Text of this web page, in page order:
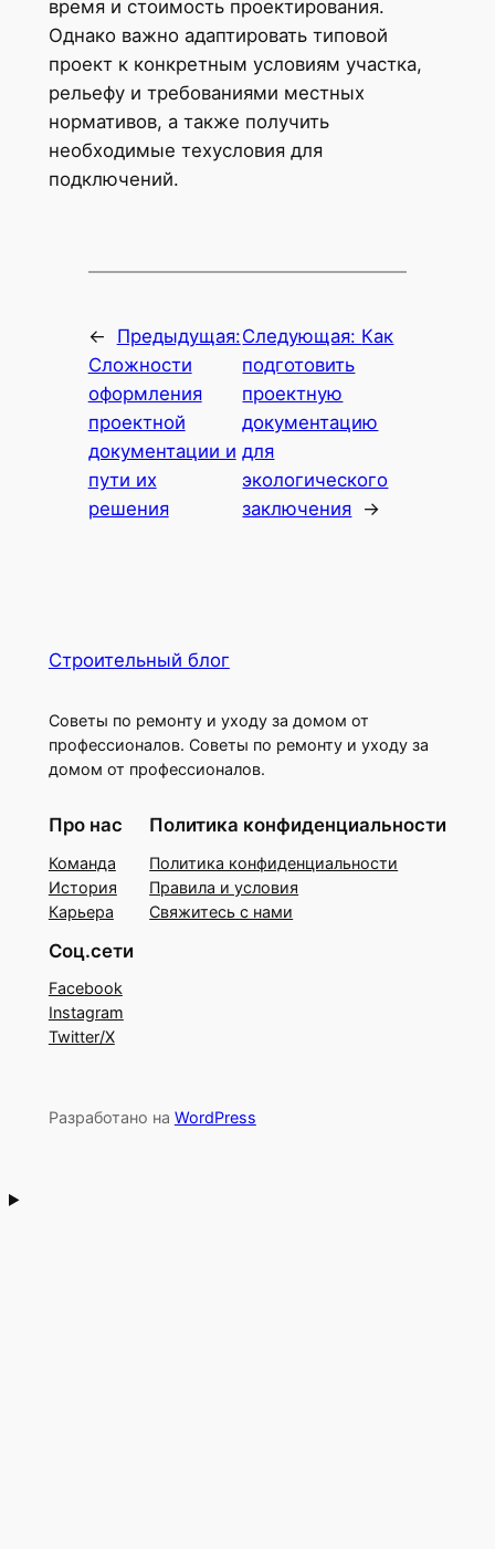
время и стоимость проектирования.
Однако важно адаптировать типовой
проект к конкретным условиям участка,
рельефу и требованиями местных
нормативов, а также получить
необходимые техусловия для
подключений.
←
Предыдущая:
Сложности
оформления
проектной
документации и
пути их
решения
Следующая: Как
подготовить
проектную
документацию
для
экологического
заключения →
Строительный блог
Советы по ремонту и уходу за домом от
профессионалов. Советы по ремонту и уходу за
домом от профессионалов.
Про нас
Команда
История
Карьера
Политика конфиденциальности
Политика конфиденциальности
Правила и условия
Свяжитесь с нами
Соц.сети
Facebook
Instagram
Twitter/X
Разработано на WordPress